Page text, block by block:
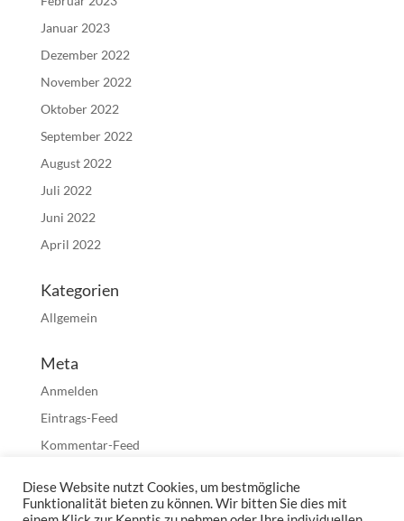
Januar 2023
Dezember 2022
November 2022
Oktober 2022
September 2022
August 2022
Juli 2022
Juni 2022
April 2022
Kategorien
Allgemein
Meta
Anmelden
Eintrags-Feed
Kommentar-Feed
Diese Website nutzt Cookies, um bestmögliche
Funktionalität bieten zu können. Wir bitten Sie dies mit